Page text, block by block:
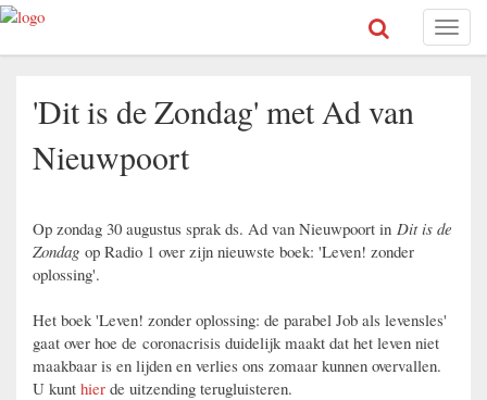
'Dit is de Zondag' met Ad van
Nieuwpoort
Op zondag 30 augustus sprak ds. Ad van Nieuwpoort in Dit is de
Zondag op Radio 1 over zijn nieuwste boek: 'Leven! zonder
oplossing'.
Het boek 'Leven! zonder oplossing: de parabel Job als levensles'
gaat over hoe de coronacrisis duidelijk maakt dat het leven niet
maakbaar is en lijden en verlies ons zomaar kunnen overvallen.
U kunt hier de uitzending terugluisteren.